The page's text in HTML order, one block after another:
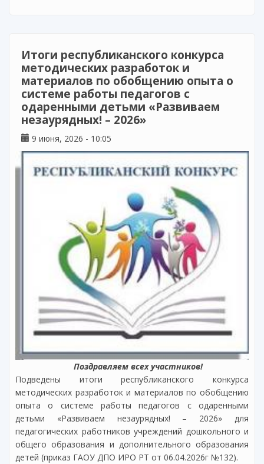
Итоги республиканского конкурса
методических разработок и
материалов по обобщению опыта о
системе работы педагогов с
одаренными детьми «Развиваем
незаурядных! – 2026»
9 июня, 2026 - 10:05
Поздравляем всех участников!
Подведены итоги республиканского конкурса
методических разработок и материалов по обобщению
опыта о системе работы педагогов с одаренными
детьми «Развиваем незаурядных! – 2026» для
педагогических работников учреждений дошкольного и
общего образования и дополнительного образования
детей (приказ ГАОУ ДПО ИРО РТ от 06.04.2026г №132).